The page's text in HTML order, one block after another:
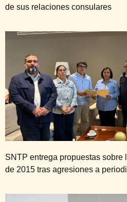
de sus relaciones consulares
SNTP entrega propuestas sobre
de 2015 tras agresiones a